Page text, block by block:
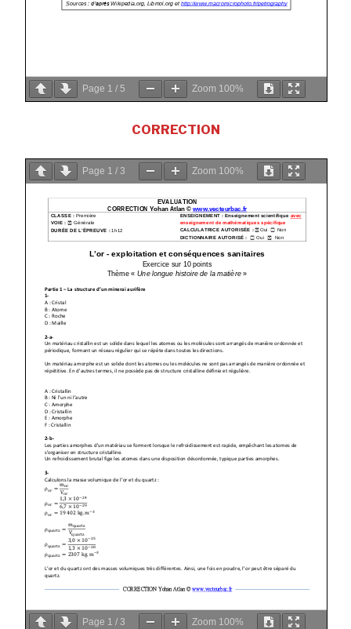
Page 1 / 5 Zoom 100%
CORRECTION
Page 1 / 3 Zoom 100%
Page 1 / 3 Zoom 100%